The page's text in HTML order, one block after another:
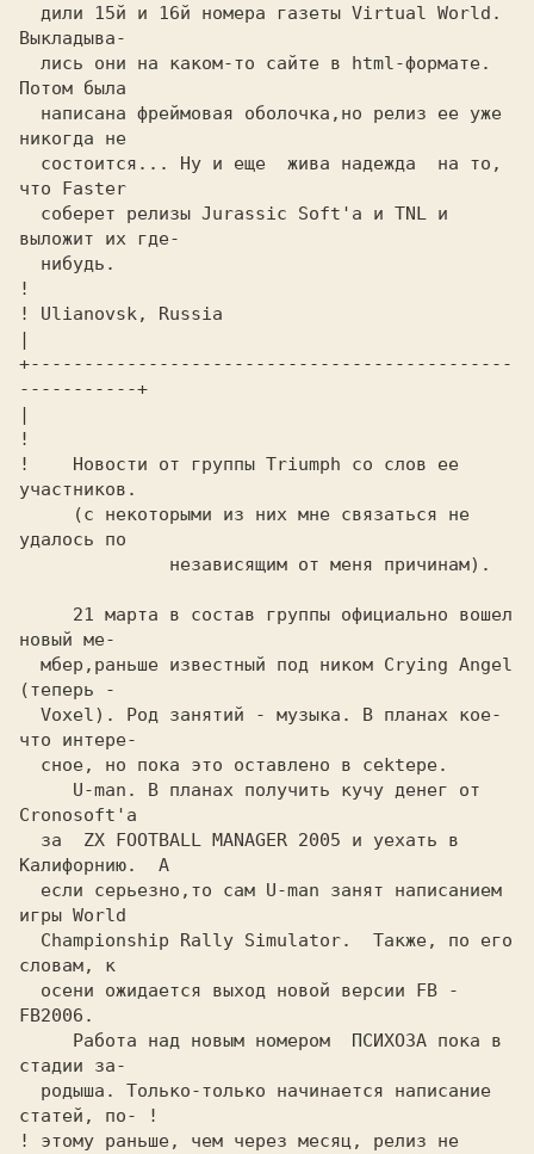
  дили 15й и 16й номера газеты
Выклaдывa-
Потом была
никогда не
что Faster
  соберет релизы
Jurassic Soft'a и TNL и
выложит их где-
!
!
|
+---------------------------------------------
-----------+
|
!
!
Новости от группы Triumph co слов ee
участников.
(c некоторыми из них мне связаться не
удалось по
          независящим от меня причинам).
новый ме-
  мбeр,раньше известный под ником
Crying Angel
(теперь -
  Voxel).
Род занятий - музыка. В планах кое-
что интере-
  сное, но пока это оставлено в cektepe.
U-man.
Cronosoft'a
  за
ZX FOOTBALL MANAGER 2005 и уехать в
Кaлифoрнию.  А
  если серьезно,то сам
U-man занят написанием
игры World
  Championship Rally Simulator.
Также, по его
словам, к
  осени ожидается выход новой версии
FB -
FB2006.
     Работа над новым номером
ПСИХОЗА пока в
стадии за-
статей, по-
!
! этому раньше, чем через месяц, релиз не